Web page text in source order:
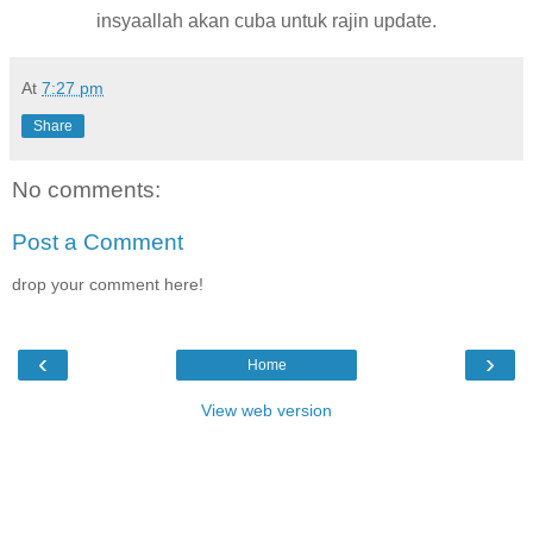
insyaallah akan cuba untuk rajin update.
At 7:27 pm
Share
No comments:
Post a Comment
drop your comment here!
‹ ›
Home
View web version